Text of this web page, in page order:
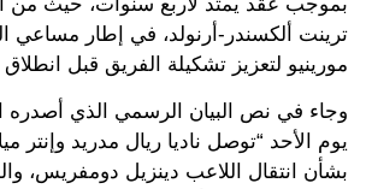
ترينت ألكسندر-أرنولد، في إطار مساعي
مورينيو لتعزيز تشكيلة الفريق قبل
وجاء في نص البيان الرسمي الذي أصدره
يوم الأحد “توصل ناديا ريال مدريد وإنتر
بشأن انتقال اللاعب دينزيل دومفريس،